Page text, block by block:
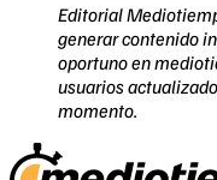
Editorial
generar contenido
oportuno en
usuarios
momento.